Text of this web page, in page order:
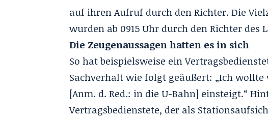
auf ihren Aufruf durch den Richter. Die
wurden ab 0915 Uhr durch den Richter des
Die Zeugenaussagen hatten es in sich
So hat beispielsweise ein
Sachverhalt wie folgt geäußert: „Ich
[Anm. d. Red.: in die U-Bahn] einsteigt.“
Vertragsbedienstete, der als